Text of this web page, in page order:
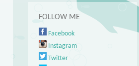
FOLLOW ME
Facebook
Instagram
Twitter